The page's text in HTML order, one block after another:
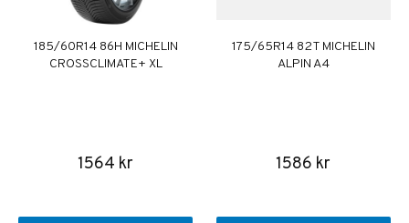
185/60R14 86H MICHELIN
CROSSCLIMATE+ XL
1564 kr
175/65R14 82T MICHELIN
ALPIN A4
1586 kr